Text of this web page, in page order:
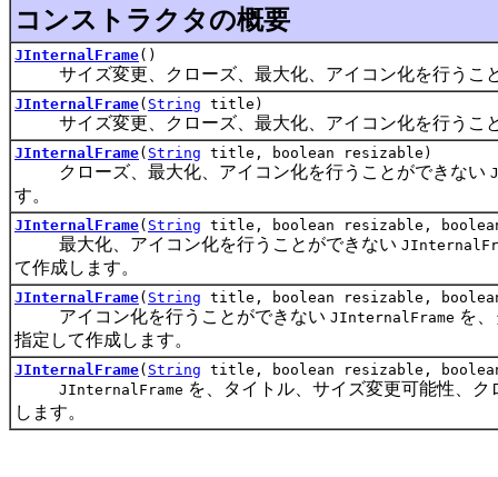
コンストラクタの概要
JInternalFrame()
サイズ変更、クローズ、最大化、アイコン化を行うこ
JInternalFrame( String title)
サイズ変更、クローズ、最大化、アイコン化を行うこ
JInternalFrame( String title, boolean resizable)
クローズ、最大化、アイコン化を行うことができない
す。
JInternalFrame( String title, boolean resizable,
最大化、アイコン化を行うことができない
て作成します。
JInternalFrame( String title, boolean resizable,
アイコン化を行うことができない JInternalFrame を
指定して作成します。
JInternalFrame( String title, boolean resizable,
JInternalFrame を、タイトル、サイズ変更可能性、
します。